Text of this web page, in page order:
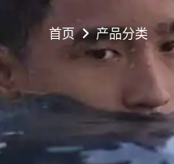
首页 产品分类